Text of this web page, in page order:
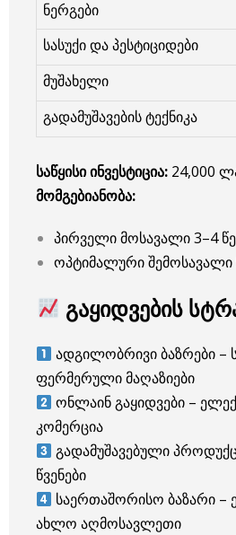
ნერგები
სასუქი და პესტიციდები
მუშახელი
გადამუშავების ტექნიკა
საწყისი ინვესტიცია: 24,000
მომგებიანობა:
პირველი მოსავალი 3–4
ოპტიმალური შემოსავალი
გაყიდვების
ადგილობრივი ბაზრები –
ფერმერული მაღაზიები
ონლაინ გაყიდვები –
კომერცია
გადამუშავებული
წვენები
საერთაშორისო ბაზარი –
ახლო აღმოსავლეთი